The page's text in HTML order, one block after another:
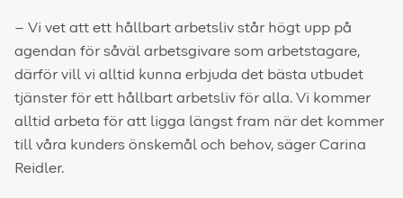
– Vi vet att ett hållbart arbetsliv står högt upp på
agendan för såväl arbetsgivare som arbetstagare,
därför vill vi alltid kunna erbjuda det bästa utbudet
tjänster för ett hållbart arbetsliv för alla. Vi kommer
alltid arbeta för att ligga längst fram när det kommer
till våra kunders önskemål och behov, säger Carina
Reidler.